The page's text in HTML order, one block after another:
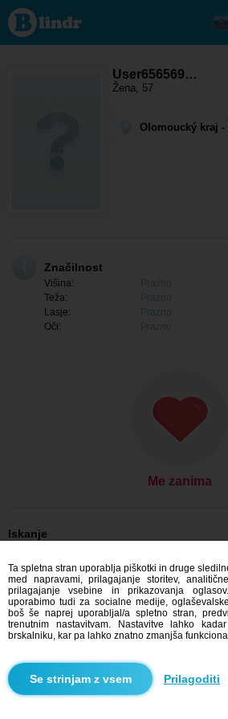
User656569888
- Ona išče
nekoga
Olomoucký
User656569…
Žena, 57
Olomoucký kraj -
Značilnost
Višina:
Teža:
Lasje:
Oči:
Me zanima
Iskanje
Ona išče njega: Žene, 57
Ona išče njega: Žene, 57 - Česko
Ona išče njega: Žene, 57 - Olomoucký kraj
Ona išče njega: Žene, 57 - Babice
Zmenkovati Česko
Zmenkovati Olomoucký kraj
Zmenkovati Babice
Blindr aplikacije
Ta spletna stran uporablja piškotki in druge
med napravami, prilagajanje storitev,
prilagajanje vsebine in prikazovanja
uporabimo tudi za socialne medije,
boš še naprej uporabljal/a spletno stran,
trenutnim nastavitvam. Nastavitve lahko
brskalniku, kar pa lahko znatno zmanjša
Prilagoditi